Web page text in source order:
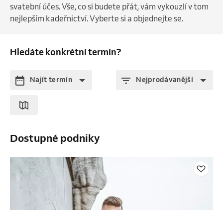
svatební účes. Vše, co si budete přát, vám vykouzlí v tom
nejlepším kadeřnictví. Vyberte si a objednejte se.
Hledáte konkrétní termín?
Najít termín Nejprodávanější
Dostupné podniky